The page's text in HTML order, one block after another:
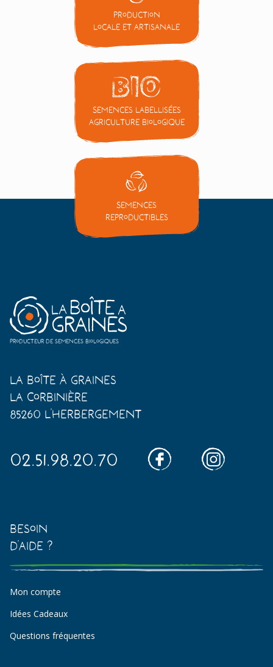
Production
locale et artisanale
Semences labellisées
Agriculture Biologique
Semences
reproductibles
Producteur de semences biologiques
La Boîte à Graines
La Corbinière
85260 L'Herbergement
02.51.98.20.70
Besoin
d'aide ?
Mon compte
Idées Cadeaux
Questions fréquentes